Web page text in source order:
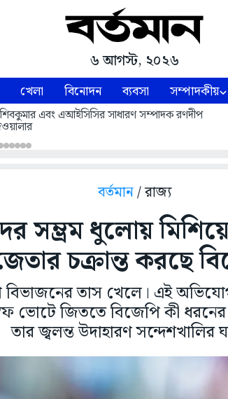
৬ আগস্ট, ২০২৬
খেলা বিনোদন ব্যবসা সম্পাদকীয়
শিবকুমার এবং এআইসিসির সাধারণ সম্পাদক রণদীপ
বর্তমান/ রাজ্য
সম্ভ্রম ধুলোয়
চক্রান্ত করছে
তাস খেলে। এই
ভোটে জিততে বিজেপি কী ধরনের
তার জ্বলন্ত উদাহারণ সন্দেশখালির